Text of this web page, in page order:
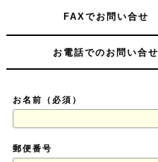
FAXでお問い合せ
お電話でのお問い合せ
お名前（必須）
郵便番号